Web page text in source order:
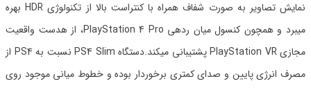
نمایش تصاویر به صورت شفاف همراه با کنتراست بالا از تکنولوژی HDR بهره
میبرد و همچون کنسول میان ردهی PlayStation 4 Pro، از هدست واقعیت
مجازی PlayStation VR پشتیبانی میکند.دستگاه PS4 Slim نسبت به PS4 از
مصرف انرژی پایین و صدای کمتری برخوردار بوده و خطوط میانی موجود روی